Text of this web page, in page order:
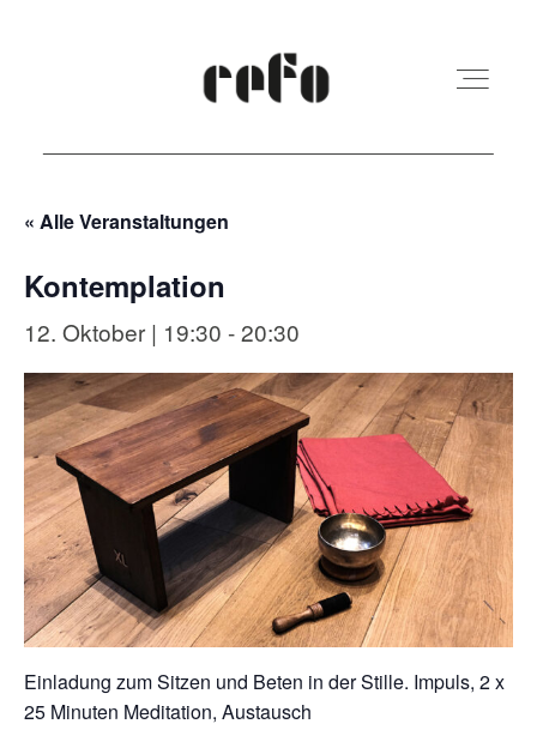
REFO Moabit
Kita
Vermietung
Kontakt
« Alle Veranstaltungen
Kontemplation
12. Oktober | 19:30 -20:30
Einladung zum Sitzen und Beten in der Stille. Impuls, 2 x
25 Minuten Meditation, Austausch